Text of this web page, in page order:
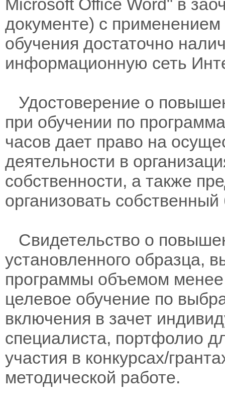
Microsoft Office Word" в
документе) с
обучения достаточно
информационную сеть
Удостоверение о
при обучении по
часов дает право на
деятельности в
собственности, а также
организовать
Свидетельство о
установленного образца,
программы объемом менее
целевое обучение по
включения в зачет
специалиста, портфолио
участия в конкурсах/
методической работе.